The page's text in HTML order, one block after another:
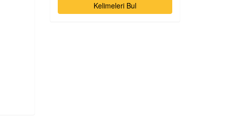
Kelimeleri Bul